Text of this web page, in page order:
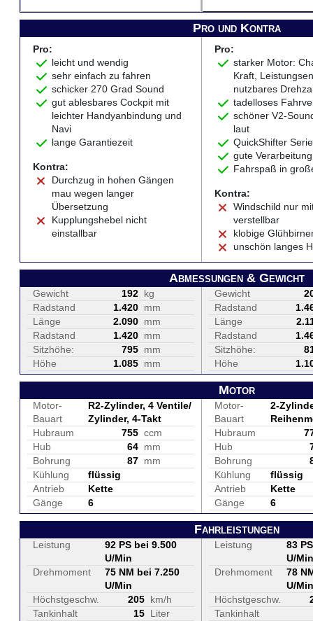
Pro und Kontra
Pro:
leicht und wendig
sehr einfach zu fahren
schicker 270 Grad Sound
gut ablesbares Cockpit mit
leichter Handyanbindung und
Navi
lange Garantiezeit
Kontra:
Durchzug in hohen Gängen
mau wegen langer
Übersetzung
Kupplungshebel nicht
einstallbar
Pro:
starker Motor:
Kraft,
nutzbares
tadelloses
schöner V2-
laut
QuickShifter Serie
gute Verarbeitung
Fahrspaß in
Kontra:
Windschild nur
verstellbar
klobige
unschön langes
Abmessungen & Gewicht
Gewicht 192 kg
Radstand
1.420 mm
Länge
2.090 mm
Radstand
1.420 mm
Sitzhöhe:
795 mm
Höhe
1.085 mm
Gewicht
Radstand
Länge
Radstand
Sitzhöhe:
Höhe
Motor
Motor-
Bauart
R2-Zylinder, 4 Ventile/
Zylinder, 4-Takt
Hubraum
755 ccm
Hub
64 mm
Bohrung
87 mm
Kühlung
flüssig
Antrieb
Kette
Gänge
6
Motor-
Bauart
2-
Hubraum
Hub
Bohrung
Kühlung
flüssig
Antrieb
Kette
Gänge
6
Fahrleistungen
Leistung
92 PS bei 9.500
U/Min
Drehmoment
75 NM bei 7.250
U/Min
Höchstgeschw.
205 km/h
Tankinhalt
15 Liter
Leistung
83
U/Min
Drehmoment
78
U/Min
Höchstgeschw.
Tankinhalt